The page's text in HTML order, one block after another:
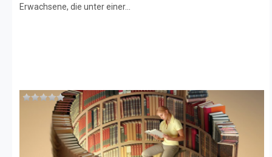
Erwachsene, die unter einer...